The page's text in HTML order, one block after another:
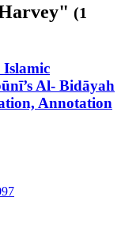
(1
Al- Bidāyah
Annotation